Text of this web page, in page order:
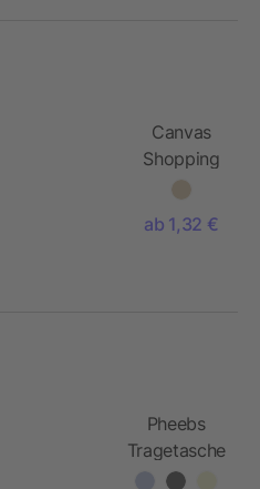
Canvas
Shopping
Tasche
ab 1,32 €
Pheebs
Tragetasche
aus